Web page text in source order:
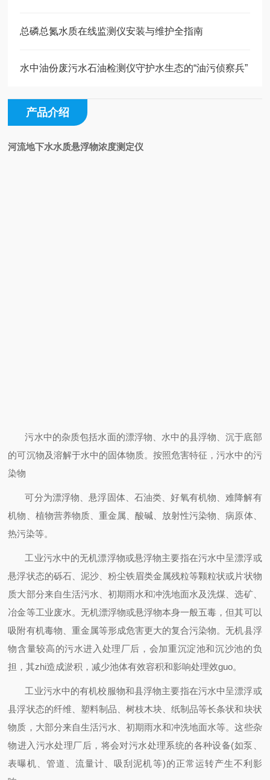
总磷总氮水质在线监测仪安装与维护全指南
水中油份废污水石油检测仪守护水生态的“油污侦察兵”
产品介绍
河流地下水水质悬浮物浓度测定仪
污水中的杂质包括水面的漂浮物、水中的县浮物、沉于底部
的可沉物及溶解于水中的固体物质。按照危害特征，污水中的污
染物
可分为漂浮物、悬浮固体、石油类、好氧有机物、难降解有
机物、植物营养物质、重金属、酸碱、放射性污染物、病原体、
热污染等。
工业污水中的无机漂浮物或悬浮物主要指在污水中呈漂浮或
悬浮状态的砾石、泥沙、粉尘铁眉类金属残粒等颗粒状或片状物
质大部分来自生活污水、初期雨水和冲洗地面水及洗煤、选矿、
冶金等工业废水。无机漂浮物或悬浮物本身一般五毒，但其可以
吸附有机毒物、重金属等形成危害更大的复合污染物。无机县浮
物含量较高的污水进入处理厂后，会加重沉淀池和沉沙池的负
担，其zhi造成淤积，减少池体有效容积和影响处理效guo。
工业污水中的有机校服物和县浮物主要指在污水中呈漂浮或
县浮状态的纤维、塑料制品、树枝木块、纸制品等长条状和块状
物质，大部分来自生活污水、初期雨水和冲洗地面水等。这些杂
物进入污水处理厂后，将会对污水处理系统的各种设备(如泵、
表曝机、管道、流量计、吸刮泥机等)的正常运转产生不利影